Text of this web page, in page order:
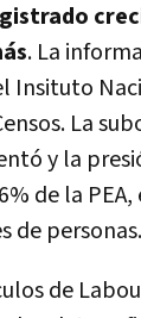
. La
Insituto
La
y la
de la
de personas.
de